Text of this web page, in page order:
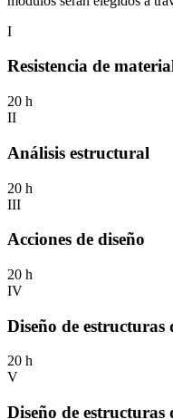
I
Resistencia de
20 h
II
Análisis estructural
20 h
III
Acciones de diseño
20 h
IV
Diseño de estructuras
20 h
V
Diseño de estructuras